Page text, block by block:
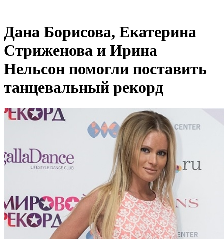
Дана Борисова, Екатерина
Стриженова и Ирина
Нельсон помогли поставить
танцевальный рекорд